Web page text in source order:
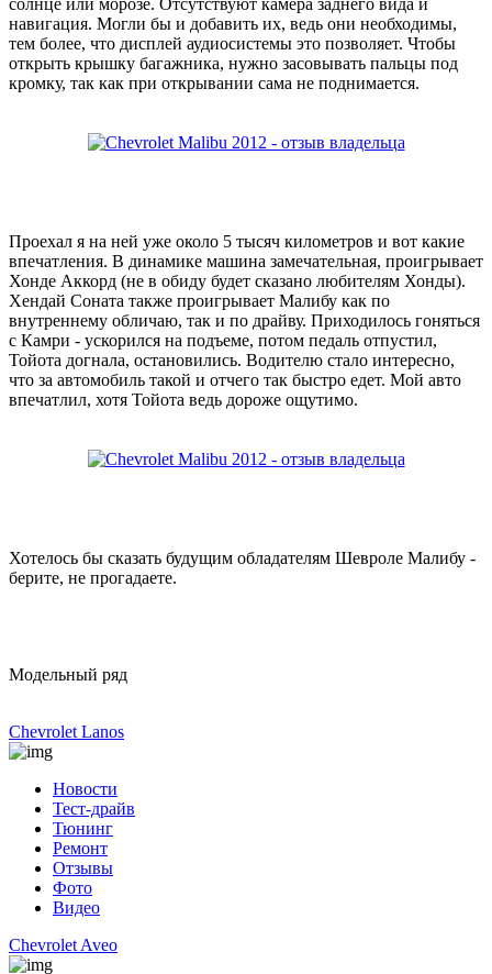
навигация. Могли бы и добавить их, ведь они необходимы,
тем более, что дисплей аудиосистемы это позволяет. Чтобы
открыть крышку багажника, нужно засовывать пальцы под
кромку, так как при открывании сама не поднимается.
Проехал я на ней уже около 5 тысяч километров и вот какие
впечатления. В динамике машина замечательная, проигрывает
Хонде Аккорд (не в обиду будет сказано любителям Хонды).
Хендай Соната также проигрывает Малибу как по
внутреннему обличаю, так и по драйву. Приходилось гоняться
с Камри - ускорился на подъеме, потом педаль отпустил,
Тойота догнала, остановились. Водителю стало интересно,
что за автомобиль такой и отчего так быстро едет. Мой авто
впечатлил, хотя Тойота ведь дороже ощутимо.
Хотелось бы сказать будущим обладателям Шевроле Малибу -
берите, не прогадаете.
Модельный ряд
Chevrolet Lanos
Новости
Тест-драйв
Тюнинг
Ремонт
Отзывы
Фото
Видео
Chevrolet Aveo